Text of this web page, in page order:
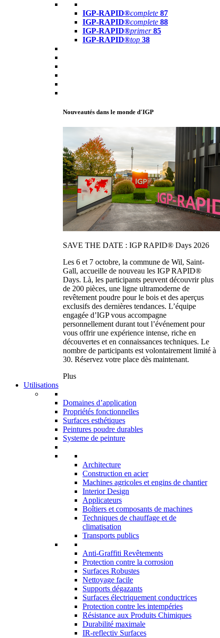
IGP-RAPID®complete 87
IGP-RAPID®complete 88
IGP-RAPID®primer 85
IGP-RAPID®top 38
Nouveautés dans le monde d'IGP
SAVE THE DATE : IGP RAPID® Days 2026
Les 6 et 7 octobre, la commune de Wil, Saint-
Gall, accueille de nouveau les IGP RAPID®
Days. Là, les participants peuvent découvrir plus
de 200 pièces, une ligne ultramoderne de
revêtement poudre pour le bois et des aperçus
exclusifs des dernières tendances. L’équipe
engagée d’IGP vous accompagne
personnellement durant tout l’événement pour
vous offrir une expérience intense, riche en
découvertes et en connaissances techniques. Le
nombre de participants est volontairement limité à
30. Réservez votre place dès maintenant.
Plus
Utilisations
Domaines d’application
Propriétés fonctionnelles
Surfaces esthétiques
Peintures poudre durables
Systeme de peinture
Architecture
Construction en acier
Machines agricoles et engins de chantier
Interior Design
Applicateurs
Boîtiers et composants de machines
Techniques de chauffage et de
climatisation
Transports publics
Anti-Graffiti Revêtements
Protection contre la corrosion
Surfaces Robustes
Nettoyage facile
Supports dégazants
Surfaces électriquement conductrices
Protection contre les intempéries
Résistance aux Produits Chimiques
Durabilité maximale
IR-reflectiv Surfaces